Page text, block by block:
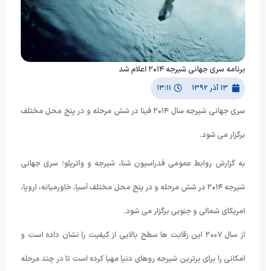
برنامه سری جهانی شیرجه ۲۰۱۴ اعلام شد
۱۳ آذر ۱۳۹۲ ۱۳:۱۱
سری جهانی شیرجه سال ۲۰۱۴ فینا در شش مرحله و در پنج محل مختلف
برگزار می شود.
به گزارش روابط عمومی فدراسیون شنا، شیرجه و واترپلو؛ سری جهانی
شیرجه ۲۰۱۴ در شش مرحله و در پنج محل مختلف آسیا، خاورمیانه، اروپا،
امریکای شمالی و جنوبی برگزار می شود.
از سال ۲۰۰۷ این رقابت ها سطح بالایی از کیفیت را نشان داده است و
امکانی را برای برترین شیرجه روهای دنیا مهیا کرده است تا در چند مرحله